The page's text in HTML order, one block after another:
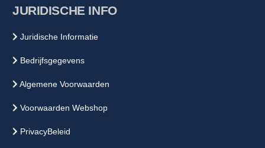
JURIDISCHE INFO
Juridische Informatie
Bedrijfsgegevens
Algemene Voorwaarden
Voorwaarden Webshop
PrivacyBeleid